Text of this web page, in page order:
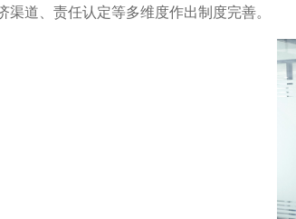
渠道、责任认定等多维度作出制度完善。